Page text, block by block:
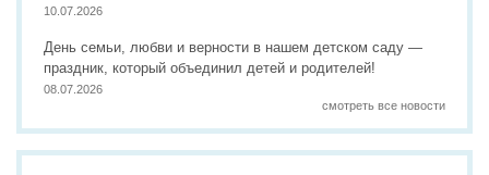
10.07.2026
День семьи, любви и верности в нашем детском саду —
праздник, который объединил детей и родителей!
08.07.2026
смотреть все новости